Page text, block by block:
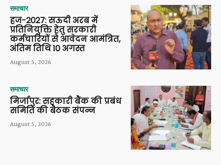
समाचार
हज-2027: सऊदी अरब में
प्रतिनियुक्ति हेतु सरकारी
कर्मचारियों से आवेदन आमंत्रित,
अंतिम तिथि 10 अगस्त
August 5, 2026
समाचार
मिर्जापुर: सहकारी बैंक की प्रबंध
समिति की बैठक संपन्न
August 5, 2026